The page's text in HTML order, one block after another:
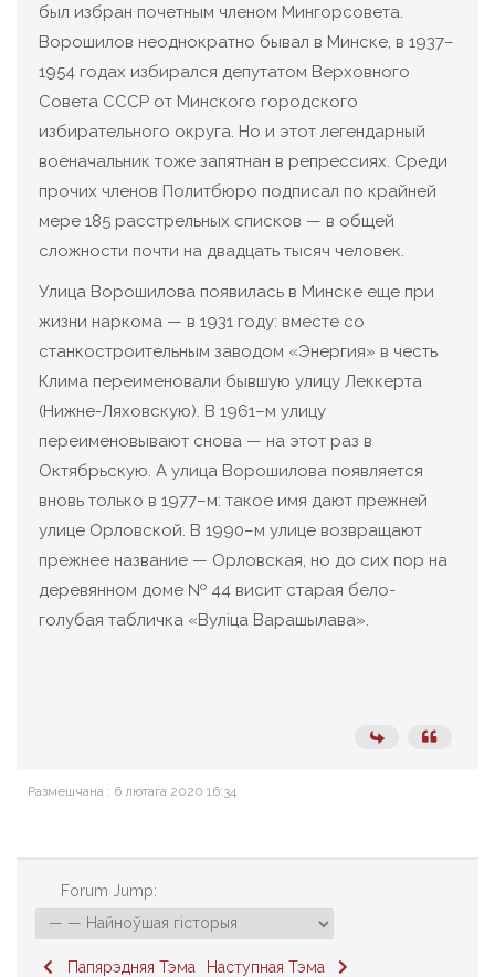
был избран почетным членом Мингорсовета.
Ворошилов неоднократно бывал в Минске, в 1937–
1954 годах избирался депутатом Верховного
Совета СССР от Минского городского
избирательного округа. Но и этот легендарный
военачальник тоже запятнан в репрессиях. Среди
прочих членов Политбюро подписал по крайней
мере 185 расстрельных списков — в общей
сложности почти на двадцать тысяч человек.
Улица Ворошилова появилась в Минске еще при
жизни наркома — в 1931 году: вместе со
станкостроительным заводом «Энергия» в честь
Клима переименовали бывшую улицу Леккерта
(Нижне-Ляховскую). В 1961–м улицу
переименовывают снова — на этот раз в
Октябрьскую. А улица Ворошилова появляется
вновь только в 1977–м: такое имя дают прежней
улице Орловской. В 1990–м улице возвращают
прежнее название — Орловская, но до сих пор на
деревянном доме № 44 висит старая бело-
голубая табличка «Вуліца Варашылава».
Размешчана : 6 лютага 2020 16:34
Forum Jump:
Папярэдняя Тэма Наступная Тэма